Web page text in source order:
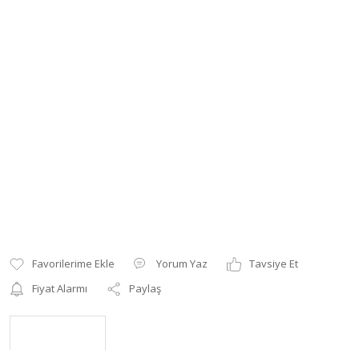
Yorum Yaz
Tavsiye Et
Fiyat Alarmı
Paylaş